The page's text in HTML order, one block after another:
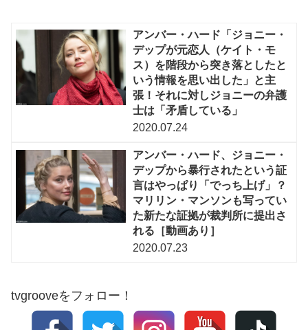
アンバー・ハード「ジョニー・
デップが元恋人（ケイト・モ
ス）を階段から突き落としたと
いう情報を思い出した」と主
張！それに対しジョニーの弁護
士は「矛盾している」
2020.07.24
アンバー・ハード、ジョニー・
デップから暴行されたという証
言はやっぱり「でっち上げ」？
マリリン・マンソンも写ってい
た新たな証拠が裁判所に提出さ
れる［動画あり］
2020.07.23
tvgrooveをフォロー！